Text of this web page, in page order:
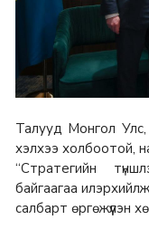
Талууд Монгол
хэлхээ холбоотой,
“Стратегийн
байгаагаа
салбарт өргөжүүлэн